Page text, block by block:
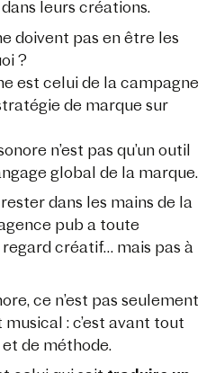
leurs créations.
doivent pas en être les
?
est celui de la campagne
de marque sur
n’est pas qu’un outil
global de la marque.
dans les mains de la
pub a toute
créatif… mais pas à
ce n’est pas seulement
: c’est avant tout
et de méthode.